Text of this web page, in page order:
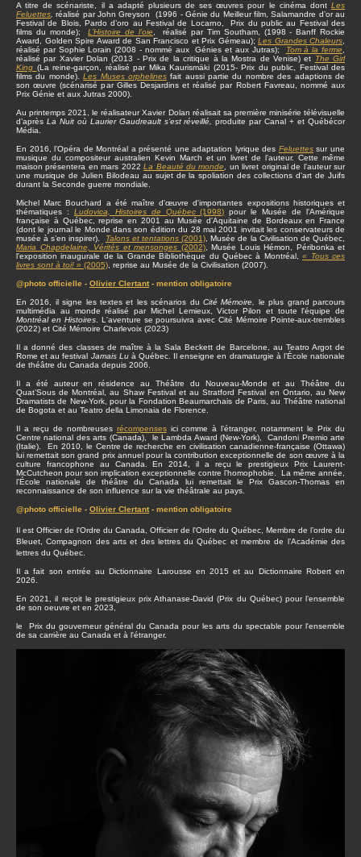
A titre de scénariste, il a adapté plusieurs de ses œuvres pour le cinéma dont Les
Feluettes réalisé par John Greyson (1996 - Génie du Meilleur film, Salamandre d’or au
Festival de Blois, Pardo d’oro au Festival de Locarno, Prix du public au Festival des
films du monde);L’Histoire de l’oie , réalisé par Tim Southam, (1998 - Banff Rockie
Award, Golden Spire Award de San Francisco et Prix Gémeau); Les Grandes Chaleurs
réalisé par Sophie Lorain (2008 - nommé aux Génies et aux Jutras);
Tom à la ferme
réalisé par Xavier Dolan (2013 - Prix de la critique à la Mostra de Venise) et The Girl
King (La reine-garçon, réalisé par Mika Kaurismäki (2015- Prix du public, Festival des
films du monde).Les Muses orphelinesfait aussi partie du nombre des adaptions de
son œuvre (scénarisé par Gilles Desjardins et réalisé par Robert Favreau, nommé aux
Prix Génie et aux Jutras 2000).
Au printemps 2021, le réalisateur Xavier Dolan réalisait sa première minisérie télévisuelle
d’après La Nuit où Laurier Gaudreault s’est réveillé,produite par Canal + et Québécor
Média.
En 2016, l’Opéra de Montréal a présenté une adaptation lyrique des Feluettessur une
musique du compositeur australien Kevin March et un livret de l’auteur. Cette même
maison présentera en mars 2022La Beauté du monde
, un livret original de l’auteur sur
une musique de Julien Bilodeau au sujet de la spoliation des collections d’art de Juifs
durant la Seconde guerre mondiale.
Michel Marc Bouchard a été maître d'œuvre d'importantes expositions historiques et
thématiques : Ludovica, Histoires de Québec(1998) pour le Musée de l'Amérique
française à Québec, reprise en 2001 au Musée d'Aquitaine de Bordeaux en France
(dont le journal le Monde dans son édition du 28 mai 2001 invitait les conservateurs de
musée à s’en inspirer).
Talons et tentations(2001) , Musée de la Civilisation de Québec,
Maria Chapdelaine, Vérités et mensonges (2002), Musée Louis Hémon, Péribonka et
l'exposition inaugurale de la Grande Bibliothèque du Québec à Montréal,« Tous ces
livres sont à toi! » (2005) , reprise au Musée de la Civilisation (2007).
@photo officielle - Olivier Clertant- mention obligatoire
En 2016, il signe les textes et les scénarios du Cité Mémoire, le plus grand parcours
multimédia au monde réalisé par Michel Lemieux, Victor Pilon et toute l'équipe de
Montréal en Histoires. L'aventure se poursuivra avec Cité Mémoire Pointe-aux-trembles
(2022) et Cité Mémoire Charlevoix (2023)
Il a donné des classes de maître à la Sala Beckett de Barcelone, au Teatro Argot de
Rome et au festival Jamais Luà Québec. Il enseigne en dramaturgie à l’École nationale
de théâtre du Canada depuis 2006.
Il a été auteur en résidence au Théâtre du Nouveau-Monde et au Théâtre du
Quat’Sous de Montréal, au Shaw Festival et au Stratford Festival en Ontario, au New
Dramatists de New-York, pour la Fondation Beaumarchais de Paris, au Théâtre national
de Bogota et au Teatro della Limonaia de Florence.
Il a reçu de nombreuses récompensesici comme à l’étranger, notamment le Prix du
Centre national des arts (Canada), le Lambda Award (New-York), Candoni Premio arte
(Italie). En 2010, le Centre de recherche en civilisation canadienne-française (Ottawa)
lui remettait son grand prix annuel pour la contribution exceptionnelle de son œuvre à la
culture francophone au Canada. En 2014, il a reçu le prestigieux Prix Laurent-
McCutcheon pour son implication exceptionnelle contre l’homophobie. La même année,
l’École nationale de théâtre du Canada lui remettait le Prix Gascon-Thomas en
reconnaissance de son influence sur la vie théâtrale au pays.
@photo officielle - Olivier Clertant- mention obligatoire
Il est Officier de l'Ordre du Canada, Officierr de l'Ordre du Québec, Membre de l’ordre du
Bleuet, Compagnon des arts et des lettres du Québec et membre de l’Académie des
lettres du Québec.
Il a fait son entrée au Dictionnaire Larousse en 2015 et au Dictionnaire Robert en
2026.
En 2021, il reçoit le prestigieux prix Athanase-David (Prix du Québec) pour l’ensemble
de son oeuvre et en 2023,
le Prix du gouverneur général du Canada pour les arts du spectable pour l'ensemble
de sa carrière au Canada et à l'étranger.